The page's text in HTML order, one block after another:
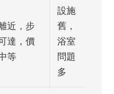
近，步
達，價
等
設施
舊，
浴室
問題
多